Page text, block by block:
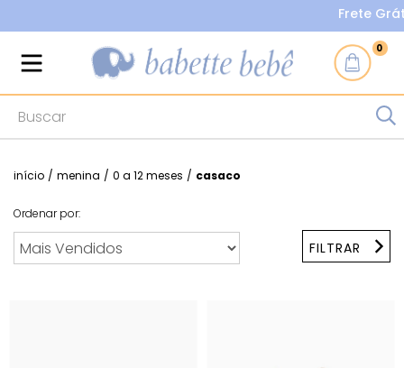
Frete
0
início / menina / 0 a 12 meses / casaco
Ordenar por:
FILTRAR